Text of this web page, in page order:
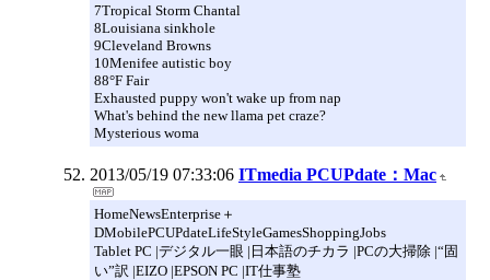
7Tropical Storm Chantal
8Louisiana sinkhole
9Cleveland Browns
10Menifee autistic boy
88°F Fair
Exhausted puppy won't wake up from nap
What's behind the new llama pet craze?
Mysterious woma
2013/05/19 07:33:06 ITmedia PCUPdate：Mac
HomeNewsEnterprise＋
DMobilePCUPdateLifeStyleGamesShoppingJobs
Tablet PC |デジタル一眼 |日本語のチカラ |PCの大掃除 |“固
い”訳 |EIZO |EPSON PC |IT仕事塾